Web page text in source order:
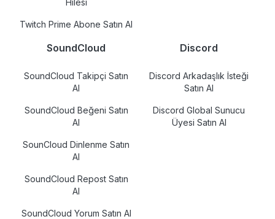
Hilesi
Twitch Prime Abone Satın Al
SoundCloud
SoundCloud Takipçi Satın
Al
SoundCloud Beğeni Satın
Al
SounCloud Dinlenme Satın
Al
SoundCloud Repost Satın
Al
SoundCloud Yorum Satın Al
Discord
Discord Arkadaşlık İsteği
Satın Al
Discord Global Sunucu
Üyesi Satın Al